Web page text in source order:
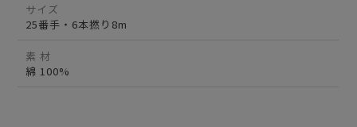
サイズ
25番手・6本撚り8m
素 材
綿 100%